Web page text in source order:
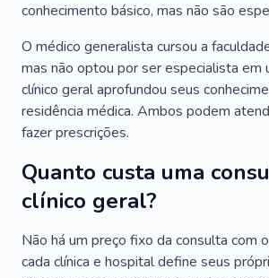
conhecimento básico, mas não são
O médico generalista cursou a
mas não optou por ser especialista em
clínico geral aprofundou seus
residência médica. Ambos podem
fazer prescrições.
Quanto custa uma
clínico geral?
Não há um preço fixo da consulta com
cada clínica e hospital define seus